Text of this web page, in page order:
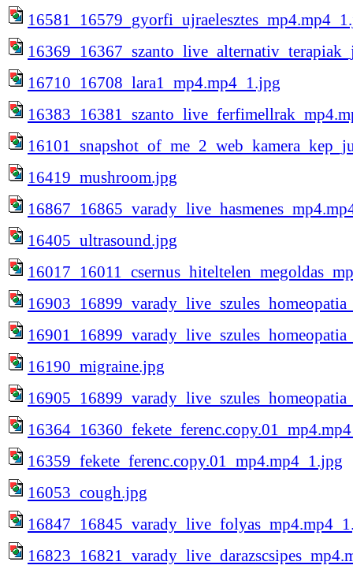
16710_16708_lara1_mp4.mp4_1.jpg
16419_mushroom.jpg
16405_ultrasound.jpg
16190_migraine.jpg
16359_fekete_ferenc.copy.01_mp4.mp4_1.jpg
16053_cough.jpg